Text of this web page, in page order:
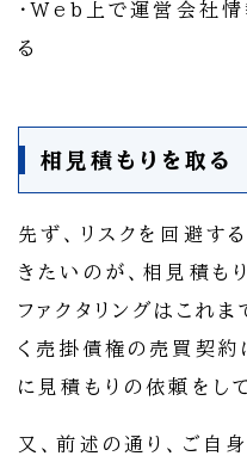
・Web上で運営会社
る
相見積もりを取る
先ず、リスクを回避す
きたいのが、相見積もり
ファクタリングはこれ
く売掛債権の売買契約
に見積もりの依頼をし
又、前述の通り、ご自